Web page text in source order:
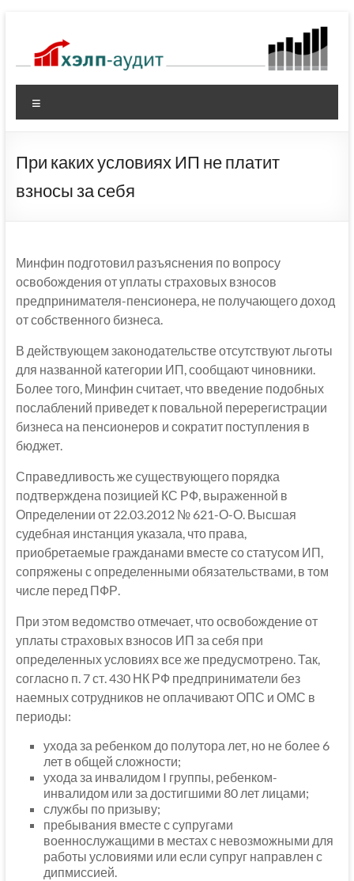
содержимому
При каких условиях ИП не платит
взносы за себя
Минфин подготовил разъяснения по вопросу
освобождения от уплаты страховых взносов
предпринимателя-пенсионера, не получающего доход
от собственного бизнеса.
В действующем законодательстве отсутствуют льготы
для названной категории ИП, сообщают чиновники.
Более того, Минфин считает, что введение подобных
послаблений приведет к повальной перерегистрации
бизнеса на пенсионеров и сократит поступления в
бюджет.
Справедливость же существующего порядка
подтверждена позицией КС РФ, выраженной в
Определении от 22.03.2012 № 621-О-О. Высшая
судебная инстанция указала, что права,
приобретаемые гражданами вместе со статусом ИП,
сопряжены с определенными обязательствами, в том
числе перед ПФР.
При этом ведомство отмечает, что освобождение от
уплаты страховых взносов ИП за себя при
определенных условиях все же предусмотрено. Так,
согласно п. 7 ст. 430 НК РФ предприниматели без
наемных сотрудников не оплачивают ОПС и ОМС в
периоды:
ухода за ребенком до полутора лет, но не более 6
лет в общей сложности;
ухода за инвалидом I группы, ребенком-
инвалидом или за достигшими 80 лет лицами;
службы по призыву;
пребывания вместе с супругами
военнослужащими в местах с невозможными для
работы условиями или если супруг направлен с
дипмиссией.